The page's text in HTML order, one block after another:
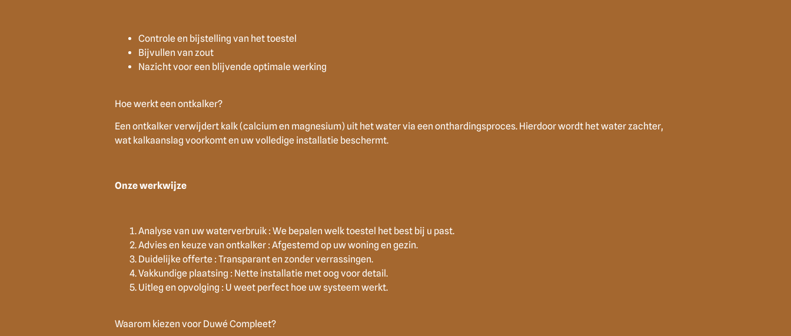
Controle en bijstelling van het toestel
Bijvullen van zout
Nazicht voor een blijvende optimale werking
Hoe werkt een ontkalker?
Een ontkalker verwijdert kalk (calcium en magnesium) uit het water via een onthardingsproces. Hierdoor wordt het water zachter,
wat kalkaanslag voorkomt en uw volledige installatie beschermt.
Onze werkwijze
Analyse van uw waterverbruik : We bepalen welk toestel het best bij u past.
Advies en keuze van ontkalker : Afgestemd op uw woning en gezin.
Duidelijke offerte : Transparant en zonder verrassingen.
Vakkundige plaatsing : Nette installatie met oog voor detail.
Uitleg en opvolging : U weet perfect hoe uw systeem werkt.
Waarom kiezen voor Duwé Compleet?